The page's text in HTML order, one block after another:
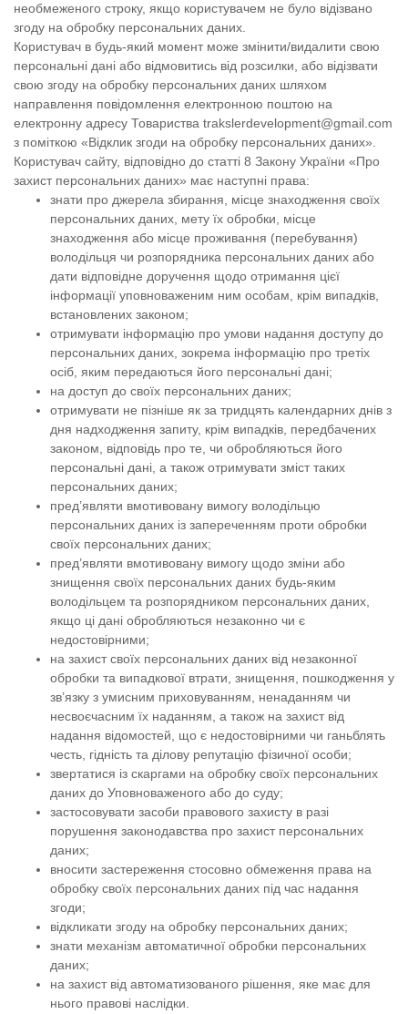
необмеженого строку, якщо користувачем не було відізвано
згоду на обробку персональних даних.
Користувач в будь-який момент може змінити/видалити свою
персональні дані або відмовитись від розсилки, або відізвати
свою згоду на обробку персональних даних шляхом
направлення повідомлення електронною поштою на
електронну адресу Товариства trakslerdevelopment@gmail.com
з поміткою «Відклик згоди на обробку персональних даних».
Користувач сайту, відповідно до статті 8 Закону України «Про
захист персональних даних» має наступні права:
знати про джерела збирання, місце знаходження своїх
персональних даних, мету їх обробки, місце
знаходження або місце проживання (перебування)
володільця чи розпорядника персональних даних або
дати відповідне доручення щодо отримання цієї
інформації уповноваженим ним особам, крім випадків,
встановлених законом;
отримувати інформацію про умови надання доступу до
персональних даних, зокрема інформацію про третіх
осіб, яким передаються його персональні дані;
на доступ до своїх персональних даних;
отримувати не пізніше як за тридцять календарних днів з
дня надходження запиту, крім випадків, передбачених
законом, відповідь про те, чи обробляються його
персональні дані, а також отримувати зміст таких
персональних даних;
пред’являти вмотивовану вимогу володільцю
персональних даних із запереченням проти обробки
своїх персональних даних;
пред’являти вмотивовану вимогу щодо зміни або
знищення своїх персональних даних будь-яким
володільцем та розпорядником персональних даних,
якщо ці дані обробляються незаконно чи є
недостовірними;
на захист своїх персональних даних від незаконної
обробки та випадкової втрати, знищення, пошкодження у
зв’язку з умисним приховуванням, ненаданням чи
несвоєчасним їх наданням, а також на захист від
надання відомостей, що є недостовірними чи ганьблять
честь, гідність та ділову репутацію фізичної особи;
звертатися із скаргами на обробку своїх персональних
даних до Уповноваженого або до суду;
застосовувати засоби правового захисту в разі
порушення законодавства про захист персональних
даних;
вносити застереження стосовно обмеження права на
обробку своїх персональних даних під час надання
згоди;
відкликати згоду на обробку персональних даних;
знати механізм автоматичної обробки персональних
даних;
на захист від автоматизованого рішення, яке має для
нього правові наслідки.